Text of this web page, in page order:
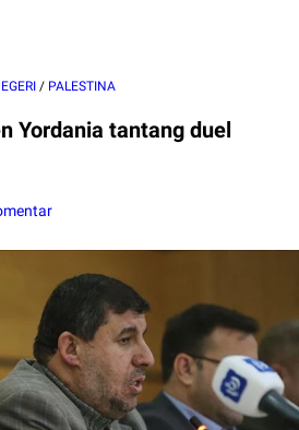
/ PALESTINA
Yordania tantang duel